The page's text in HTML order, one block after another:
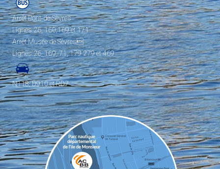
Arrêt Pont-de-Sèvres
Lignes 26, 160,169 et 171
Arrêt Musée de Sèvres
Lignes 26, 169, 71, 179 279 et 469
N118, D910 et RD7